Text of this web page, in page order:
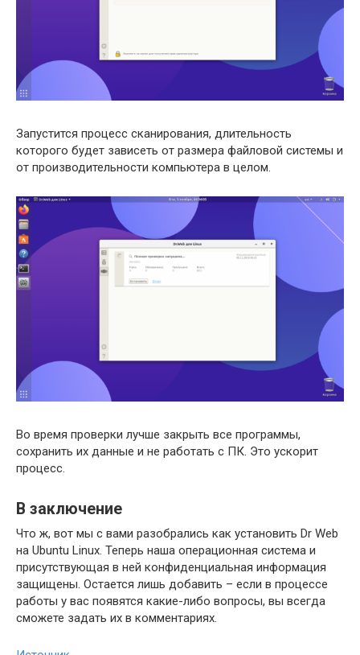
Запустится процесс сканирования, длительность
которого будет зависеть от размера файловой системы и
от производительности компьютера в целом.
Во время проверки лучше закрыть все программы,
сохранить их данные и не работать с ПК. Это ускорит
процесс.
В заключение
Что ж, вот мы с вами разобрались как установить Dr Web
на Ubuntu Linux. Теперь наша операционная система и
присутствующая в ней конфиденциальная информация
защищены. Остается лишь добавить – если в процессе
работы у вас появятся какие-либо вопросы, вы всегда
сможете задать их в комментариях.